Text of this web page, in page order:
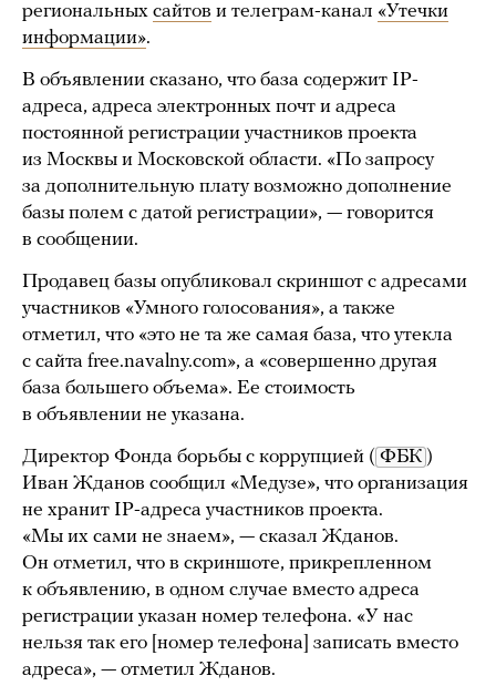
региональных сайтов и телеграм-канал «Утечки
информации».
В объявлении сказано, что база содержит IP-
адреса, адреса электронных почт и адреса
постоянной регистрации участников проекта
из Москвы и Московской области. «По запросу
за дополнительную плату возможно дополнение
базы полем с датой регистрации», — говорится
в сообщении.
Продавец базы опубликовал скриншот с адресами
участников «Умного голосования», а также
отметил, что «это не та же самая база, что утекла
с сайта free.navalny.com», а «совершенно другая
база большего объема». Ее стоимость
в объявлении не указана.
Директор Фонда борьбы с коррупцией ( ФБК )
Иван Жданов сообщил «Медузе», что организация
не хранит IP-адреса участников проекта.
«Мы их сами не знаем», — сказал Жданов.
Он отметил, что в скриншоте, прикрепленном
к объявлению, в одном случае вместо адреса
регистрации указан номер телефона. «У нас
нельзя так его [номер телефона] записать вместо
адреса», — отметил Жданов.